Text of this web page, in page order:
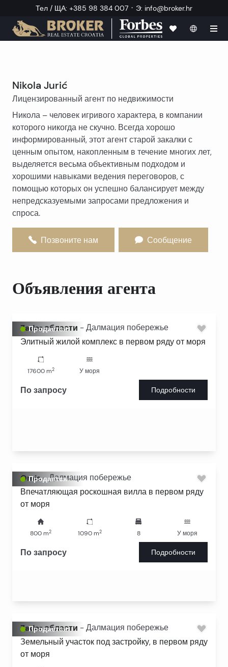
Тел / ЩА: +385 98 384 007 · Э: info@broker.hr
Nikola Jurić
Лицензированный агент по недвижимости
Никола – человек игривого характера, в компании
которого никогда не скучно. Всегда хорошо
информированный, этот агент старой закалки с
ценным опытом, накопленным в течение многих лет,
выделяется весьма объективным подходом и
хорошими навыками ведения переговоров, с
помощью которых он успешно балансирует между
непредсказуемыми запросами предложения и
спроса.
Позвоните нам Сообщение
Объявления агента
Продается
Zadar области - Далмация побережье
Элитный жилой комплекс в первом ряду от моря
17600m2 У моря
По запросу Подробности
Продается
Omis - Далмация побережье
Впечатляющая роскошная вилла в первом ряду
от моря
800 m2 1090m2 8 У моря
По запросу Подробности
Продается
Zadar области - Далмация побережье
Земельный участок под застройку, в первом ряду
от моря